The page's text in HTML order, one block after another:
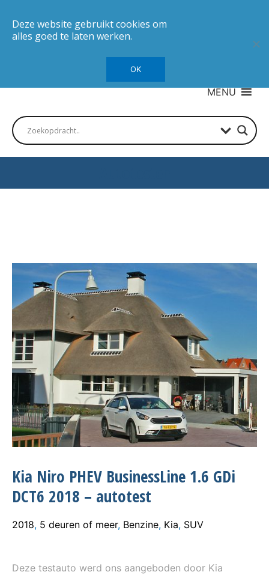
MENU
Kia Niro PHEV BusinessLine 1.6 GDi
DCT6 2018 – autotest
2018, 5 deuren of meer, Benzine, Kia, SUV
Deze testauto werd ons aangeboden door Kia
Deze website gebruikt cookies om
alles goed te laten werken.
OK